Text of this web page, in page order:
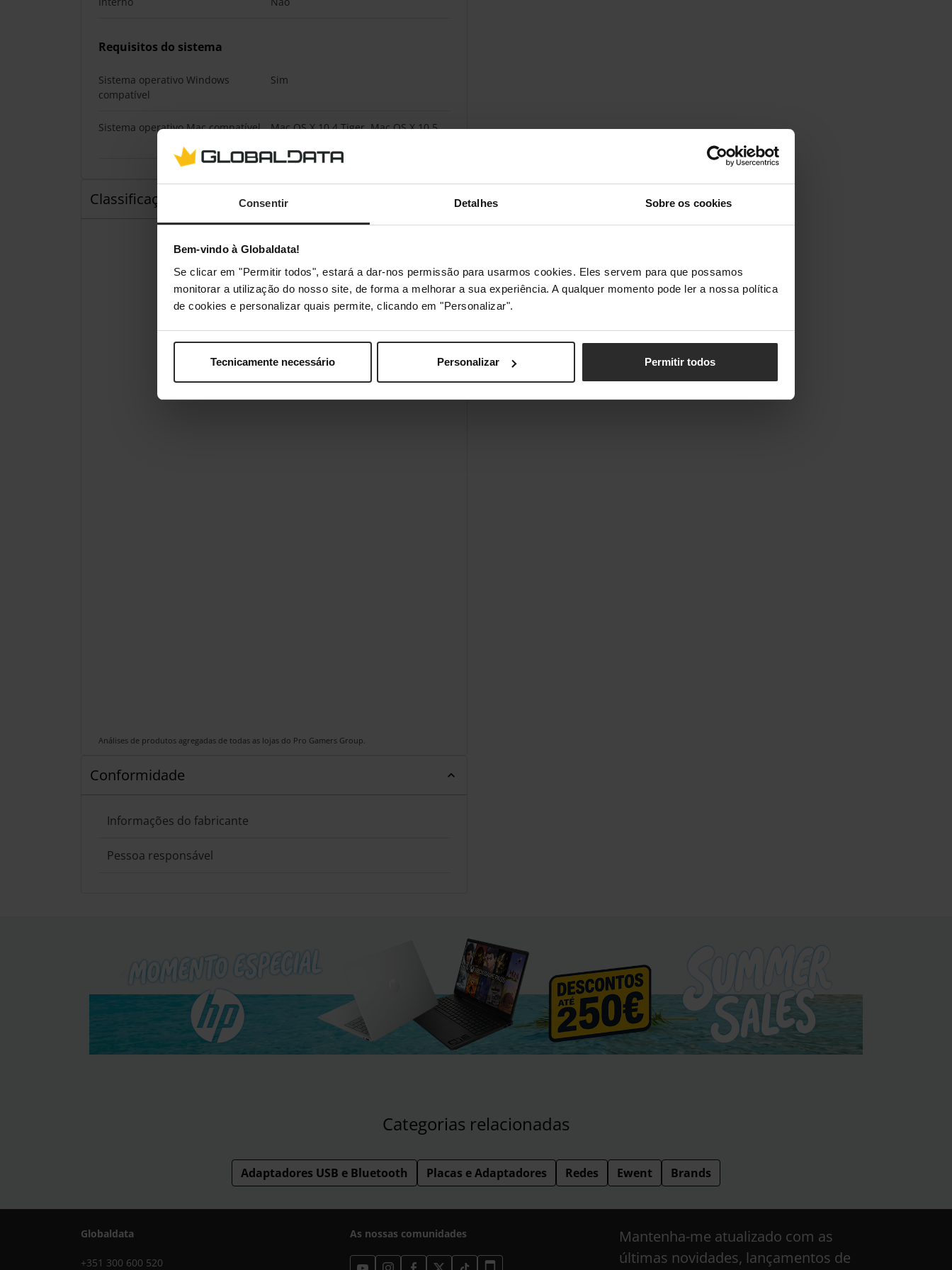
Consentir Detalhes Sobre os cookies
Bem-vindo à Globaldata!
Se clicar em "Permitir todos", estará a dar-nos permissão para usarmos cookies. Eles servem para que possamos
monitorar a utilização do nosso site, de forma a melhorar a sua experiência. A qualquer momento pode ler a nossa política
de cookies e personalizar quais permite, clicando em "Personalizar".
Tecnicamente necessário Personalizar Permitir todos
Requisitos do sistema
Sistema operativo Windows
compatível
Sim
Sistema operativo Mac compatível
Mac OS X 10.4 Tiger, Mac OS X 10.5
Classificações
Análises de produtos agregadas de todas as lojas do Pro Gamers Group.
Conformidade
Informações do fabricante
Pessoa responsável
Categorias relacionadas
Adaptadores USB e Bluetooth Placas e Adaptadores Redes Ewent Brands
Globaldata
+351 300 600 520
As nossas comunidades
Mantenha-me atualizado com as
últimas novidades, lançamentos de